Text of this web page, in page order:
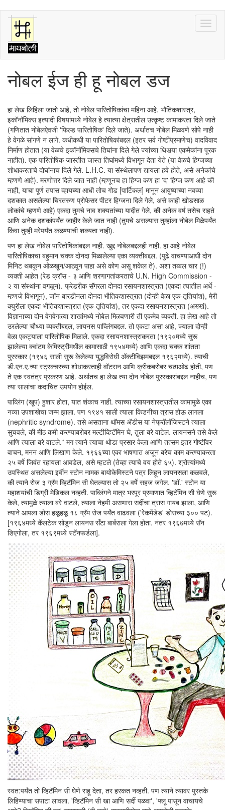
Skip
main
content
नोबल ईज ही हू नोबल डज
हा लेख लिहिला जातो आहे, तो नोबेल पारितोषिकांचा महिना आहे. भौतिकशास्त्र,
इकॉनॉमिक्स इत्यादी विषयांमध्ये नोबेल हे त्यात्या क्षेत्रातील उत्कृष्ट कामाकरता दिले जाते
(गणितात नोबेलऐवजी 'फिल्ड पारितोषिक' दिले जाते). अर्थातच नोबेल मिळवणे सोपे नाही
हे वेगळे सांगणे न लागे. कधीकधी या पारितोषिकांबद्दल (इतर सर्व गोष्टींप्रमाणेच) वादविवाद
निर्माण होतात (या वेळचे इकॉनॉमिक्सचे तिघांना दिले गेले ज्यांच्या थिअर्‍या एकमेकांना पूरक
नाहीत). एक पारितोषिक जास्तीत जास्त तिघांमध्ये विभागून देता येते (या वेळचे हिग्जच्या
शोधाकरताचे दोघांनाच दिले गेले. L.H.C. या संस्थेलापण द्यायला हवे होते, असे अनेकांचे
म्हणणे आहे). मरणोत्तर दिले जात नाही (म्हणूनच हा हिग्ज कण हा 'द' हिग्ज कण आहे की
नाही, याचा पूर्ण तपास व्हायच्या आधी तोच गोड [पार्टिकल] मानून आयुष्याच्या नवव्या
दशकात असलेल्या चिरतरुण प्रोफेसर पीटर हिग्जना दिले गेले, असे काही खोडसाळ
लोकांचे म्हणणे आहे) एकदा तुमचे नाव शक्यतांच्या यादीत गेले, की अनेक वर्षं तसेच राहते
आणि अनेक दशकांपर्यंत जाहीर केले जात नाही (तुमचे असल्यास तुम्हांला नोबेल मिळेपर्यंत
किंवा तुम्ही मरेपर्यंत कळण्याची शक्यता नाही).
पण हा लेख नोबेल पारितोषिकांबद्दल नाही. खुद्द नोबेलबद्दलही नाही. हा आहे नोबेल
पारितोषिकाचा बहुमान चक्क दोनदा मिळालेल्या एका व्यक्तीबद्दल. (पुढे वाचण्याआधी दोन
मिनिट थबकून ओळखून/आठवून पाहा असे कोण असू शकेल ते). अशा तब्बल चार (!)
व्यक्ती आहेत (रेड क्रॉस - ३ आणि शरणागतांकरताचे U.N. High Commission -
२ या संस्थांना वगळून). फ्रेडरीक सॅंगरला दोनदा रसायनशास्त्रात (एकदा त्यातील अर्धे -
म्हणजे विभागून), जॉन बारडीनला दोनदा भौतिकशास्त्रात (दोन्ही वेळा एक-तृतियांश), मेरी
क्युरीला एकदा भौतिकशास्त्रात (एक-तृतियांश), तर एकदा रसायनशास्त्रात (अख्खं).
विज्ञानाच्या दोन वेगवेगळ्या शाखांमध्ये नोबेल मिळवणारी ती एकमेव व्यक्ती. हा लेख आहे तो
उरलेल्या चौथ्या व्यक्तीबद्दल, लायनस पाव्लिंगबद्दल. तो एकटा असा आहे, ज्याला दोन्ही
वेळा एकट्याला पारितोषिक मिळाले. एकदा रसायनशास्त्राकरता (१९२०मध्ये सुरू
झालेल्या क्वांटम केमिस्ट्रीमधील कामासाठी १९५४मध्ये) आणि एकदा चक्क शांतता
पुरस्कार (१९४६ साली सुरू केलेल्या युद्धविरोधी अ‍ॅक्टीविझमबद्दल १९६२मध्ये). त्याची
डी.एन.ए.च्या स्ट्रक्चरच्या शोधाकरताही वॉटसन आणि क्रीकबरोबर चढाओढ होती, पण
ते एक स्वतंत्र प्रकरण आहे. अर्थातच हा लेख त्या दोन नोबेल पुरस्कारांबद्दल नाहीच, पण
त्या सालांचा कदाचित उपयोग होईल.
पाव्लिंग (खूप) हुशार होता, यात शंकाच नाही. त्याच्या रसायनशास्त्रातील कामामुळे एका
नव्या उपशाखेचा जन्म झाला. पण १९४१ साली त्याला किडनीचा त्रास होऊ लागला
(nephritic syndrome). तसे असताना थॉमस अ‍ॅडीस या नेफ्रॉलॉजिस्टने त्याला
सुचवले, की मीठ कमी करण्याबरोबर मल्टीव्हिटॅमिन घे, तुला बरे वाटेल. लायनसने तसे केले
आणि त्याला बरे वाटले.* मग त्याने त्याचा थोडा प्रसार केला आणि तत्सम इतर गोष्टींवर
वाचन, मनन आणि लिखाण केले. १९६६च्या एका भाषणात अजून बरेच काम करण्याकरता
२५ वर्षे जिवंत रहायला आवडेल, असे म्हटले (तेव्हा त्याचे वय होते ६५). श्रोत्यांमध्ये
उपस्थित असलेल्या इर्वीन स्टोन नामक बायोकेमिस्टने पत्र लिहून लायनसला कळवले,
की त्याने रोज ३ ग्रॅम व्हिटॅमिन सी घेतल्यास तो २५ वर्षे सहज जगेल. 'डॉ.' स्टोन या
महाशयांची डिग्री मेडिकल नव्हती. पाव्लिंगने मात्र भरपूर प्रमाणात व्हिटॅमिन सी घेणे सुरू
केले, त्यामुळे त्याला बरे वाटले, त्याला नेहमी असणारा सर्दीचा त्रास गायब झाला, आणि
त्याने आपला डोस हळूहळू १८ ग्रॅम रोज पर्यंत वाढवला ('रेकमेंडेड' डोसच्या ३०० पट).
[१९६४मध्ये कॅलटेक सोडून लायनस सँटा बार्बराला गेला होता. नंतर १९६७मध्ये सॅन
डिएगोला, तर १९६९मध्ये स्टॅनफर्डला].
स्वत:पर्यंत तो व्हिटॅमिन सी घेणे राहू देता, तर हरकत नव्हती. पण त्याने त्यावर पुस्तके
लिहिण्याचा सपाटा लावला. 'व्हिटॅमिन सी खा आणि सर्दी पळवा', 'फ्लू पासून वाचायचे